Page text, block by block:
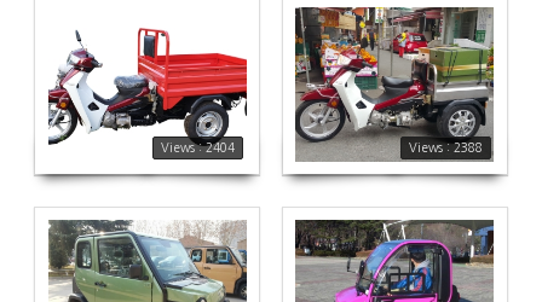
Views : 2404
2404
Views : 2388
2388
에코 시티 에코미니